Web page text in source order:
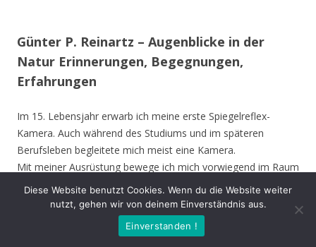
Günter P. Reinartz – Augenblicke in der
Natur Erinnerungen, Begegnungen,
Erfahrungen
Im 15. Lebensjahr erwarb ich meine erste Spiegelreflex-
Kamera. Auch während des Studiums und im späteren
Berufsleben begleitete mich meist eine Kamera.
Mit meiner Ausrüstung bewege ich mich vorwiegend im Raum
Nordrhein-Westfalen, bevorzugt im Kreis Unna, Hamm,
Münster und Soest. Ich besuche aber auch andere Gebiete in
Deutschland und die Vogelinsel Texel (Niederlande). Die
Ausstellung zeigt meine Erinnerungen, Begegnungen oder
Diese Website benutzt Cookies. Wenn du die Website weiter
nutzt, gehen wir von deinem Einverständnis aus.
Einverstanden !